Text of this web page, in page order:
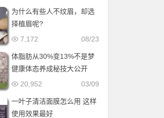
为什么有些人不纹眉，却选
择植眉呢?
08/23
7,172
体脂肪从30%变13%不是梦
健康体态养成秘技大公开
03/09
20,952
一叶子清洁面膜怎么用 这样
使用效果最好